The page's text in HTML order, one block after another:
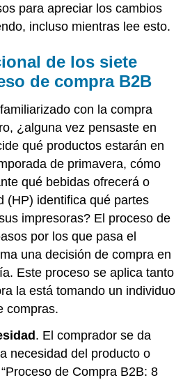
para apreciar los cambios
incluso mientras lee esto.
de los siete
de compra B2B
con la compra
¿alguna vez pensaste en
qué productos estarán en
de primavera, cómo
qué bebidas ofrecerá o
(HP) identifica qué partes
impresoras? El proceso de
por los que pasa el
una decisión de compra en
Este proceso se aplica tanto
la está tomando un individuo
compras.
. El comprador se da
necesidad del producto o
de Compra B2B: 8